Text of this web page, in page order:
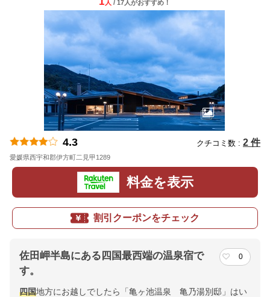
人 / 17人がおすすめ！
4.3 クチコミ数 : 2 件
愛媛県西宇和郡伊方町二見甲1289
料金を表示
割引クーポンをチェック
佐田岬半島にある四国最西端の温泉宿で
す。
0
四国地方にお越しでしたら「亀ヶ池温泉 亀乃湯別邸」はい